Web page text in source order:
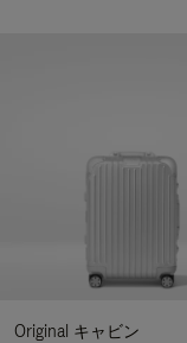
Original キャビン